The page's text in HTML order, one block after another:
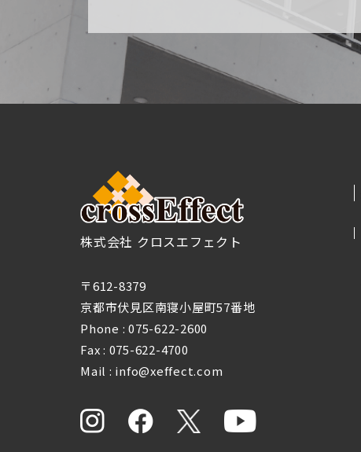
株式会社 クロスエフェクト
〒612-8379
京都市伏見区南寝小屋町57番地
Phone : 075-622-2600
Fax : 075-622-4700
Mail : info@xeffect.com